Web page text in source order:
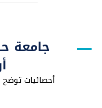
جامعة
أحصائيات توضح